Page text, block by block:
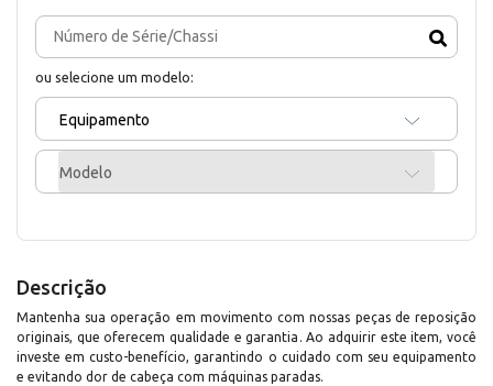
ou selecione um modelo:
Equipamento
Modelo
Descrição
Mantenha sua operação em movimento com nossas peças de reposição
originais, que oferecem qualidade e garantia. Ao adquirir este item, você
investe em custo-benefício, garantindo o cuidado com seu equipamento
e evitando dor de cabeça com máquinas paradas.